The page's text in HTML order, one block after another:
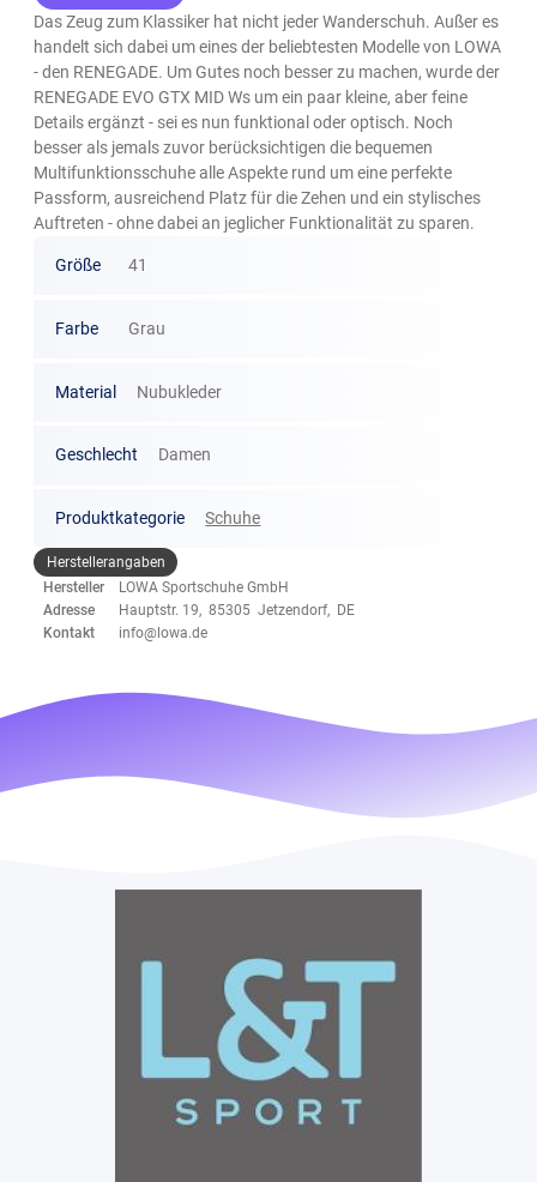
Das Zeug zum Klassiker hat nicht jeder Wanderschuh. Außer es
handelt sich dabei um eines der beliebtesten Modelle von LOWA
- den RENEGADE. Um Gutes noch besser zu machen, wurde der
RENEGADE EVO GTX MID Ws um ein paar kleine, aber feine
Details ergänzt - sei es nun funktional oder optisch. Noch
besser als jemals zuvor berücksichtigen die bequemen
Multifunktionsschuhe alle Aspekte rund um eine perfekte
Passform, ausreichend Platz für die Zehen und ein stylisches
Auftreten - ohne dabei an jeglicher Funktionalität zu sparen.
Größe 41
Farbe Grau
Material Nubukleder
Geschlecht Damen
Produktkategorie Schuhe
Herstellerangaben
Hersteller
LOWA Sportschuhe GmbH
Adresse
Hauptstr. 19, 85305 Jetzendorf, DE
Kontakt
info@lowa.de